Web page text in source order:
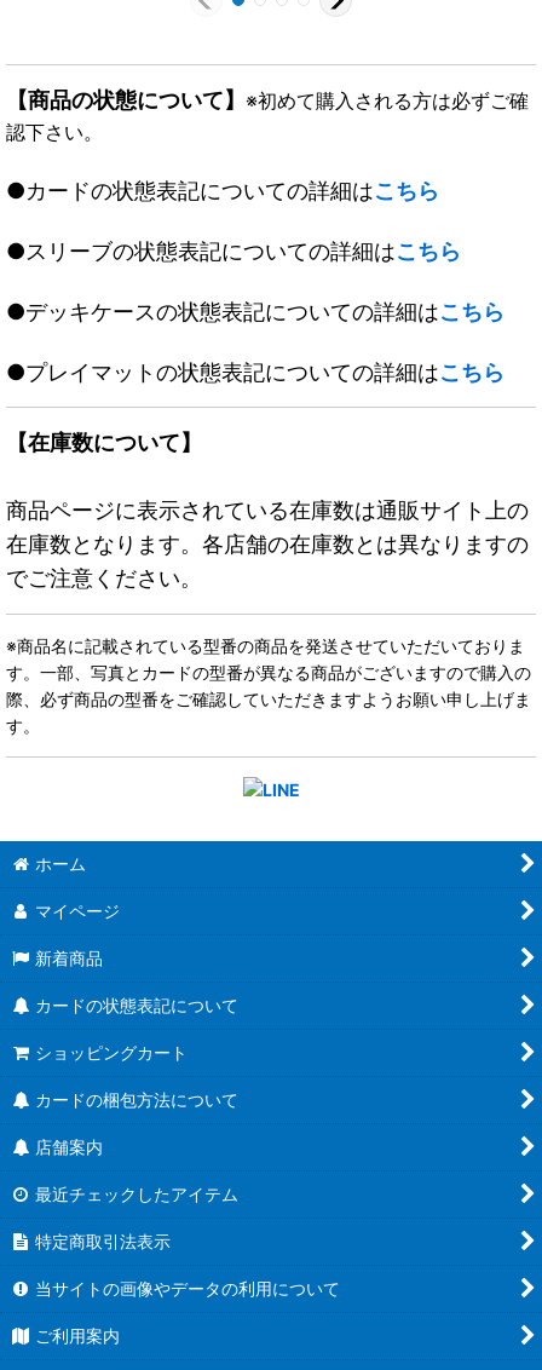
【商品の状態について】 ※初めて購入される方は必ずご確
認下さい。
●カードの状態表記についての詳細はこちら
●スリーブの状態表記についての詳細はこちら
●デッキケースの状態表記についての詳細はこちら
●プレイマットの状態表記についての詳細はこちら
【在庫数について】
商品ページに表示されている在庫数は通販サイト上の
在庫数となります。各店舗の在庫数とは異なりますの
でご注意ください。
※商品名に記載されている型番の商品を発送させていただいておりま
す。一部、写真とカードの型番が異なる商品がございますので購入の
際、必ず商品の型番をご確認していただきますようお願い申し上げま
す。
ホーム
マイページ
新着商品
カードの状態表記について
ショッピングカート
カードの梱包方法について
店舗案内
最近チェックしたアイテム
特定商取引法表示
当サイトの画像やデータの利用について
ご利用案内